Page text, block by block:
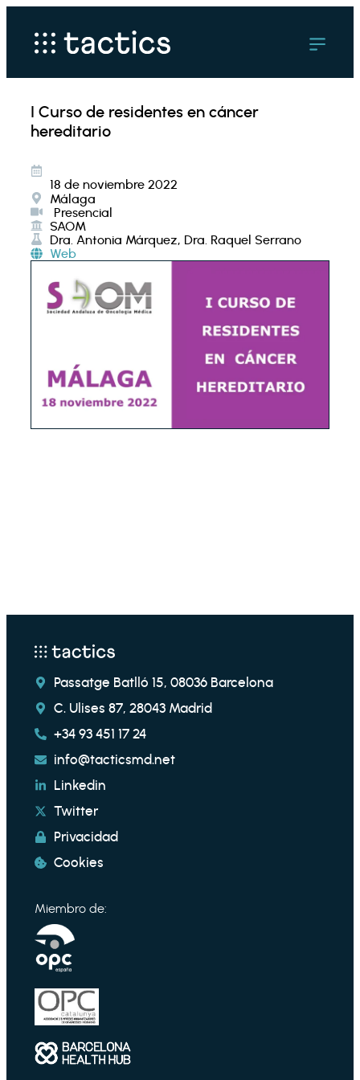
I Curso de residentes en cáncer
hereditario
18 de noviembre 2022
Málaga
Presencial
SAOM
Dra. Antonia Márquez, Dra. Raquel Serrano
Web
Passatge Batlló 15, 08036 Barcelona
C. Ulises 87, 28043 Madrid
+34 93 451 17 24
info@tacticsmd.net
Linkedin
Twitter
Privacidad
Cookies
Miembro de: